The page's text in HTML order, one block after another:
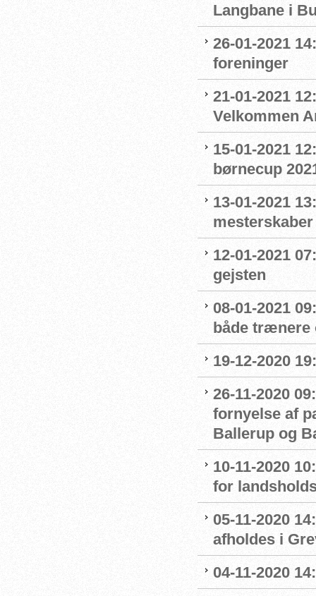
Langbane i
26-01-2021
foreninger
21-01-2021
Velkommen
15-01-2021
børnecup
13-01-2021
mesterskaber
12-01-2021
gejsten
08-01-2021
både
19-12-2020
26-11-2020
fornyelse af
Ballerup og
10-11-2020
for
05-11-2020
afholdes i
04-11-2020